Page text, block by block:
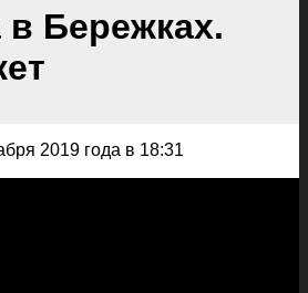
Бережках.
2019 года в 18:31